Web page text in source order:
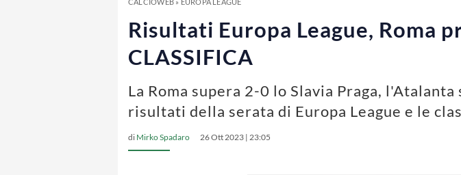
Risultati Europa League, Roma
CLASSIFICA
La Roma supera 2-0 lo Slavia Praga,
risultati della serata di Europa League e le
di Mirko Spadaro 26 Ott 2023 | 23:05